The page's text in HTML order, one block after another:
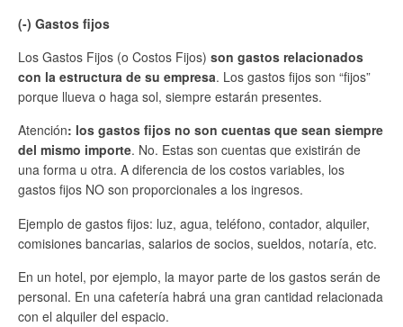
(-) Gastos fijos
Los Gastos Fijos (o Costos Fijos) son gastos relacionados
con la estructura de su empresa. Los gastos fijos son “fijos”
porque llueva o haga sol, siempre estarán presentes.
Atención: los gastos fijos no son cuentas que sean siempre
del mismo importe. No. Estas son cuentas que existirán de
una forma u otra. A diferencia de los costos variables, los
gastos fijos NO son proporcionales a los ingresos.
Ejemplo de gastos fijos: luz, agua, teléfono, contador, alquiler,
comisiones bancarias, salarios de socios, sueldos, notaría, etc.
En un hotel, por ejemplo, la mayor parte de los gastos serán de
personal. En una cafetería habrá una gran cantidad relacionada
con el alquiler del espacio.